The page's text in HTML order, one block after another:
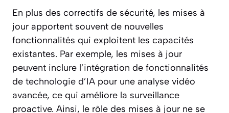
En plus des correctifs de sécurité, les mises à
jour apportent souvent de nouvelles
fonctionnalités qui exploitent les capacités
existantes. Par exemple, les mises à jour
peuvent inclure l’intégration de fonctionnalités
de technologie d’IA pour une analyse vidéo
avancée, ce qui améliore la surveillance
proactive. Ainsi, le rôle des mises à jour ne se